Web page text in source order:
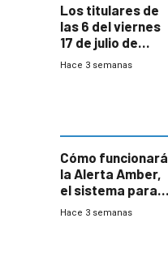
Los titulares de
las 6 del viernes
17 de julio de
2026
Hace 3 semanas
Cómo funcionará
la Alerta Amber,
el sistema para
la búsqueda
Hace 3 semanas